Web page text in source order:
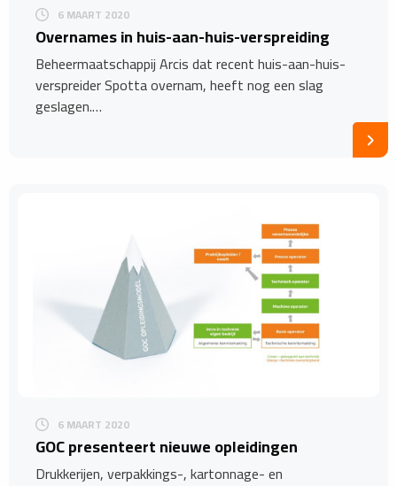
6 MAART 2020
Overnames in huis-aan-huis-verspreiding
Beheermaatschappij Arcis dat recent huis-aan-huis-
verspreider Spotta overnam, heeft nog een slag
geslagen.…
6 MAART 2020
GOC presenteert nieuwe opleidingen
Drukkerijen, verpakkings-, kartonnage- en